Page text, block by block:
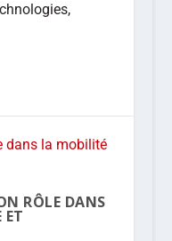
RÔLE DANS
ET